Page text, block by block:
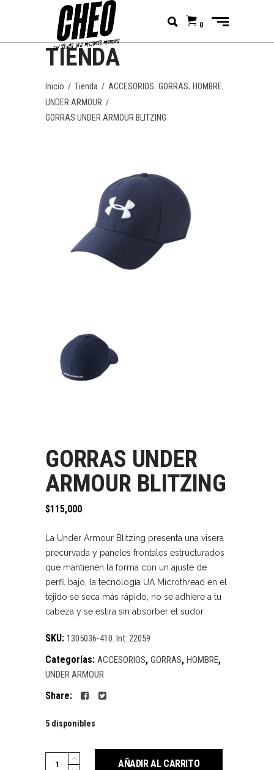
0
TIENDA
Inicio / Tienda / ACCESORIOS GORRAS HOMBRE
UNDER ARMOUR /
GORRAS UNDER ARMOUR BLITZING
GORRAS UNDER
ARMOUR BLITZING
$115,000
La Under Armour Blitzing presenta una visera
precurvada y paneles frontales estructurados
que mantienen la forma con un ajuste de
perfil bajo, la tecnología UA Microthread en el
tejido se seca más rápido, no se adhiere a tu
cabeza y se estira sin absorber el sudor
SKU: 1305036-410. Int: 22059
Categorías: ACCESORIOS, GORRAS, HOMBRE,
UNDER ARMOUR
Share:
5 disponibles
Cantidad AÑADIR AL CARRITO